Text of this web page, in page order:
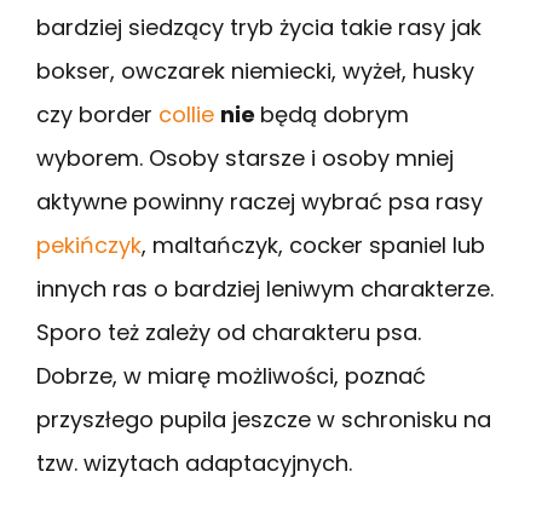
bardziej siedzący tryb życia takie rasy jak
bokser, owczarek niemiecki, wyżeł, husky
czy border collie nie będą dobrym
wyborem. Osoby starsze i osoby mniej
aktywne powinny raczej wybrać psa rasy
pekińczyk, maltańczyk, cocker spaniel lub
innych ras o bardziej leniwym charakterze.
Sporo też zależy od charakteru psa.
Dobrze, w miarę możliwości, poznać
przyszłego pupila jeszcze w schronisku na
tzw. wizytach adaptacyjnych.